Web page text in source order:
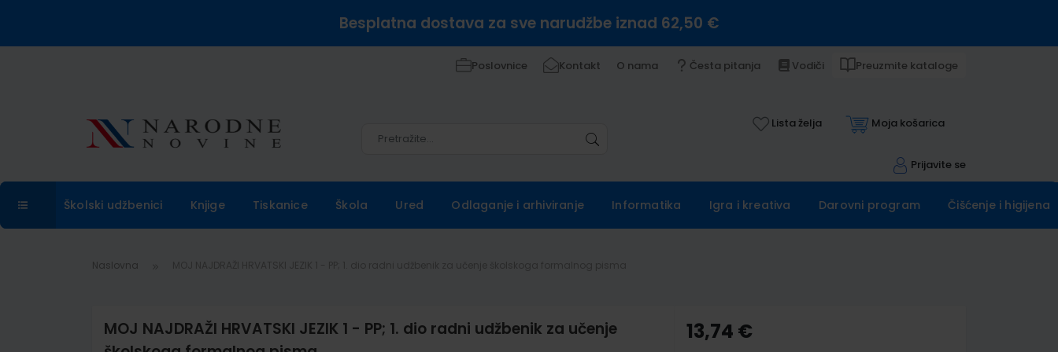
Besplatna dostava za sve narudžbe iznad 62,50 €
Poslovnice Kontakt O nama Česta pitanja Vodiči Preuzmite kataloge
Lista želja Moja košarica
Prijavite se
Školski udžbenici Knjige Tiskanice Škola Ured Odlaganje i arhiviranje Informatika Igra i kreativa Darovni program Čišćenje i higijena
Naslovna
MOJ NAJDRAŽI HRVATSKI JEZIK 1 - PP; 1. dio radni udžbenik za učenje
13,74 €